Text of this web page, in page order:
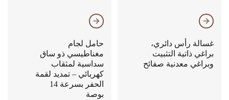
𐃔
غسالة رأس دائري،
براغي ذاتية التثبيت
وبراغي معدنية صفائح
𐃔
حامل لجام
مغناطيسي ذو ساق
سداسية لمثقاب
كهربائي – تمديد لقمة
الحفر بسرعة 14
بوصة